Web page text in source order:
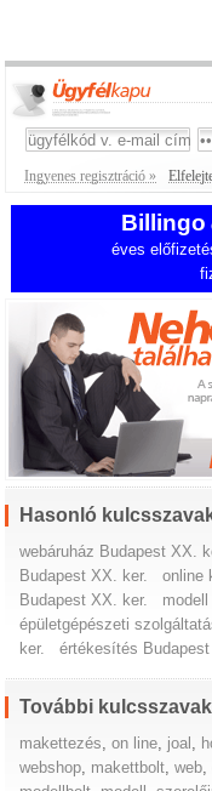
Ingyenes regisztráció »
Billingo
éves
Hasonló
webáruház Budapest XX.
Budapest XX. ker.
online
Budapest XX. ker.
épületgépészeti
ker.
értékesítés Budapest
További kulcsszavak
makettezés ,on line joal
webshop makettbolt ,web ,